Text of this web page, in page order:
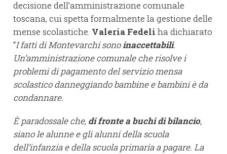
decisione dell’amministrazione comunale
toscana, cui spetta formalmente la gestione delle
mense scolastiche. Valeria Fedeli ha dichiarato
“I fatti di Montevarchi sonoinaccettabili.
Un’amministrazione comunale che risolve i
problemi di pagamento del servizio mensa
scolastico danneggiando bambine e bambini è da
condannare.
È paradossale che, di fronte a buchi di bilancio,
siano le alunne e gli alunni della scuola
dell’infanzia e della scuola primaria a pagare. La